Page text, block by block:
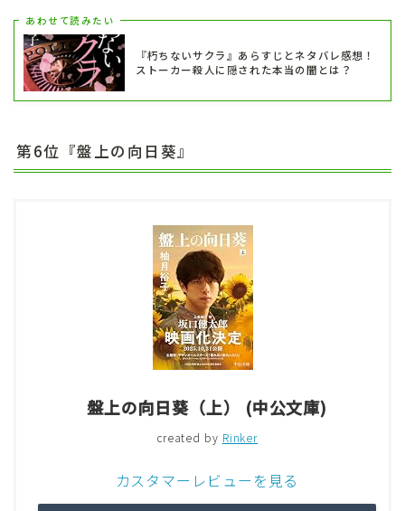
あわせて読みたい
『朽ちないサクラ』あらすじとネタバレ感想！
ストーカー殺人に隠された本当の闇とは？
第6位『盤上の向日葵』
盤上の向日葵（上） (中公文庫)
created by Rinker
カスタマーレビューを見る